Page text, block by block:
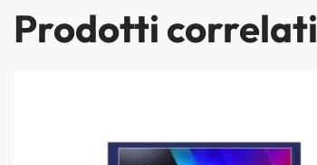
Prodotti correlati